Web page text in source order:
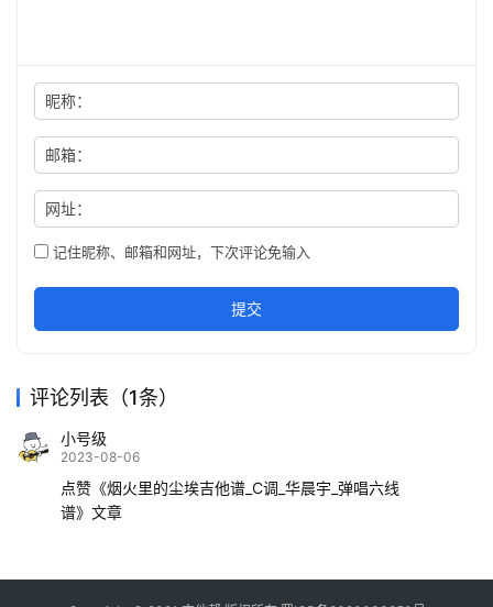
昵称：
邮箱：
网址：
记住昵称、邮箱和网址，下次评论免输入
提交
评论列表（1条）
小号级
2023-08-06
点赞《烟火里的尘埃吉他谱_C调_华晨宇_弹唱六线
谱》文章